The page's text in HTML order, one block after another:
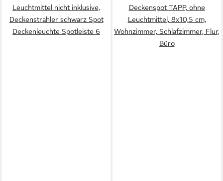
Leuchtmittel nicht inklusive,
Deckenstrahler schwarz Spot
Deckenleuchte Spotleiste 6
Deckenspot TAPP, ohne
Leuchtmittel, 8x10,5 cm,
Wohnzimmer, Schlafzimmer, Flur,
Büro